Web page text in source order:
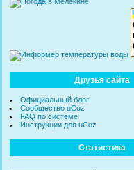
Друзья сайта
Официальный блог
Сообщество uCoz
FAQ по системе
Инструкции для uCoz
Статистика